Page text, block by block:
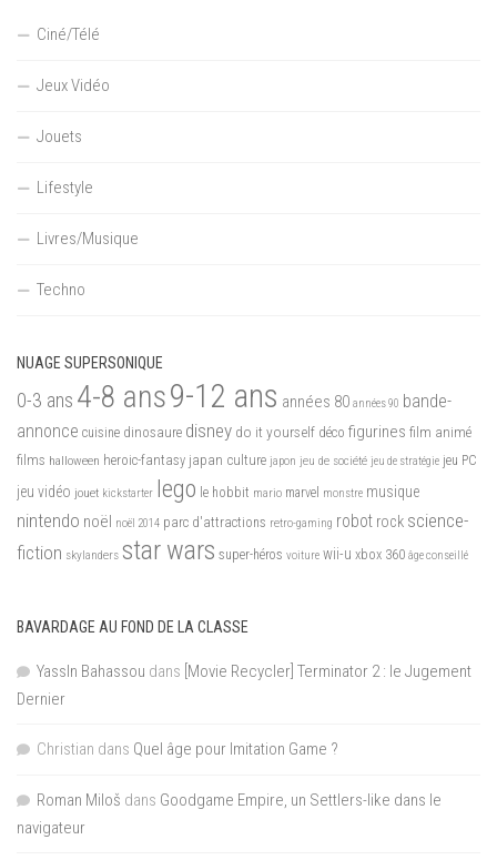
Ciné/Télé
Jeux Vidéo
Jouets
Lifestyle
Livres/Musique
Techno
NUAGE SUPERSONIQUE
0-3 ans 4-8 ans9-12 ans années 80 années 90 bande-
annonce cuisine dinosaure disney do it yourself déco figurines film animé
films halloween heroic-fantasy japan culture japon jeu de société jeu de stratégie jeu PC
jeu vidéo jouet kickstarter lego le hobbit mario marvel monstre musique
nintendo noël noël 2014 parc d'attractions retro-gaming robot rock science-
fiction skylanders star wars super-héros voiture wii-u xbox 360 âge conseillé
BAVARDAGE AU FOND DE LA CLASSE
YassIn Bahassou dans [Movie Recycler] Terminator 2 : le Jugement
Dernier
Christian dans Quel âge pour Imitation Game ?
Roman Miloš dans Goodgame Empire, un Settlers-like dans le
navigateur